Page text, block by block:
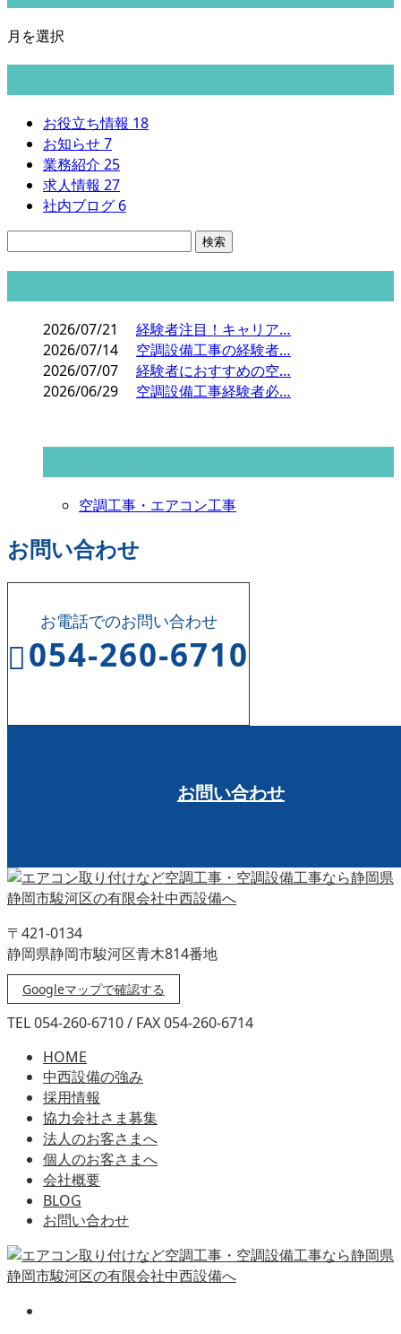
月を選択
お役立ち情報 18
お知らせ7
業務紹介 25
求人情報 27
社内ブログ 6
2026/07/21
経験者注目！キャリア…
2026/07/14
空調設備工事の経験者…
2026/07/07
経験者におすすめの空…
2026/06/29
空調設備工事経験者必…
空調工事・エアコン工事
お問い合わせ
お電話でのお問い合わせ
054-260-6710
お問い合わせ
〒421-0134
静岡県静岡市駿河区青木814番地
Googleマップで確認する
TEL 054-260-6710 / FAX 054-260-6714
HOME
中西設備の強み
採用情報
協力会社さま募集
法人のお客さまへ
個人のお客さまへ
会社概要
BLOG
お問い合わせ